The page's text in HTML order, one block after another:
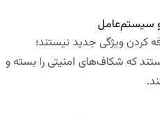
کردن ویژگی جدید نیستند؛
که شکاف‌های امنیتی را بسته و